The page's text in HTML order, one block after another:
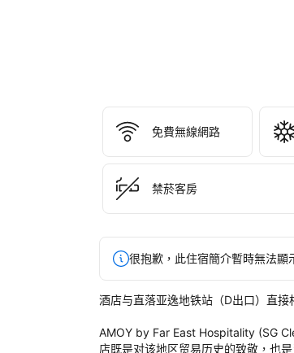
免費無線網路
禁菸客房
很抱歉，此住宿簡介暫時無法顯
酒店与直落亚逸地铁站（D出口）直
AMOY by Far East Hospitality (SG
店既是对该地区贸易历史的致敬，也